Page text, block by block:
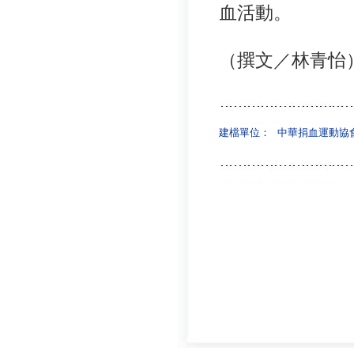
血活動。
（撰文／林青怡
建檔單位： 中華捐血運動協